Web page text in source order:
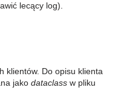
lecący log).
klientów. Do opisu klienta
jako dataclass w pliku